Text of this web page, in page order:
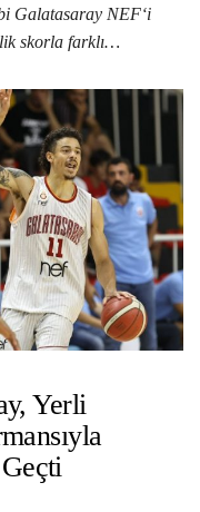
Galatasaray NEF‘i
skorla farklı…
Yerli